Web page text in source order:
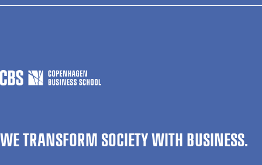
WE TRANSFORM SOCIETY WITH BUSINESS.